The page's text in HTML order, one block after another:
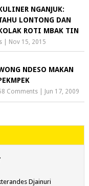
NGANJUK:
LONTONG DAN
ROTI MBAK TIN
| Nov 15, 2015
NDESO MAKAN
Comments| Jun 17, 2009
Djainuri